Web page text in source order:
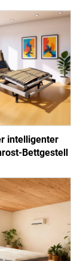
intelligenter
Bettgestell